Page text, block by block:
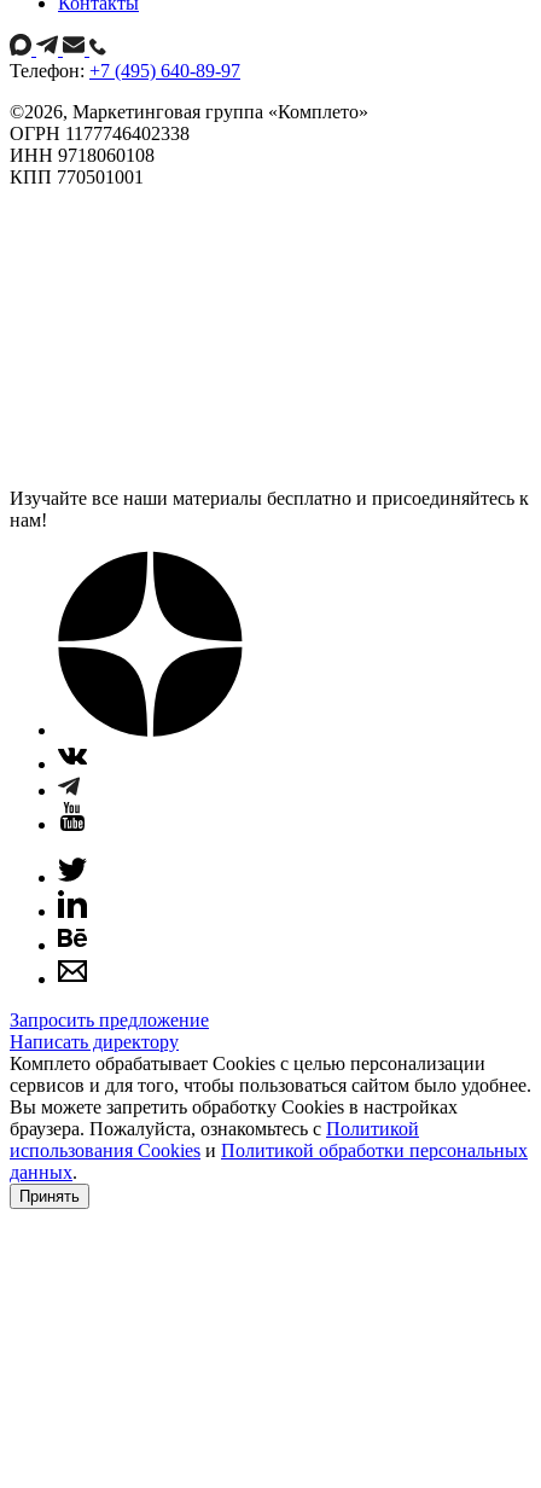
Телефон: +7 (495) 640-89-97
©2026, Маркетинговая группа «Комплето»
ОГРН 1177746402338
ИНН 9718060108
КПП 770501001
Изучайте все наши материалы бесплатно и присоединяйтесь к
нам!
Запросить предложение
Написать директору
Комплето обрабатывает Cookies с целью персонализации
сервисов и для того, чтобы пользоваться сайтом было удобнее.
Вы можете запретить обработку Cookies в настройках
браузера. Пожалуйста, ознакомьтесь с Политикой
использования Cookies и Политикой обработки персональных
данных.
Принять